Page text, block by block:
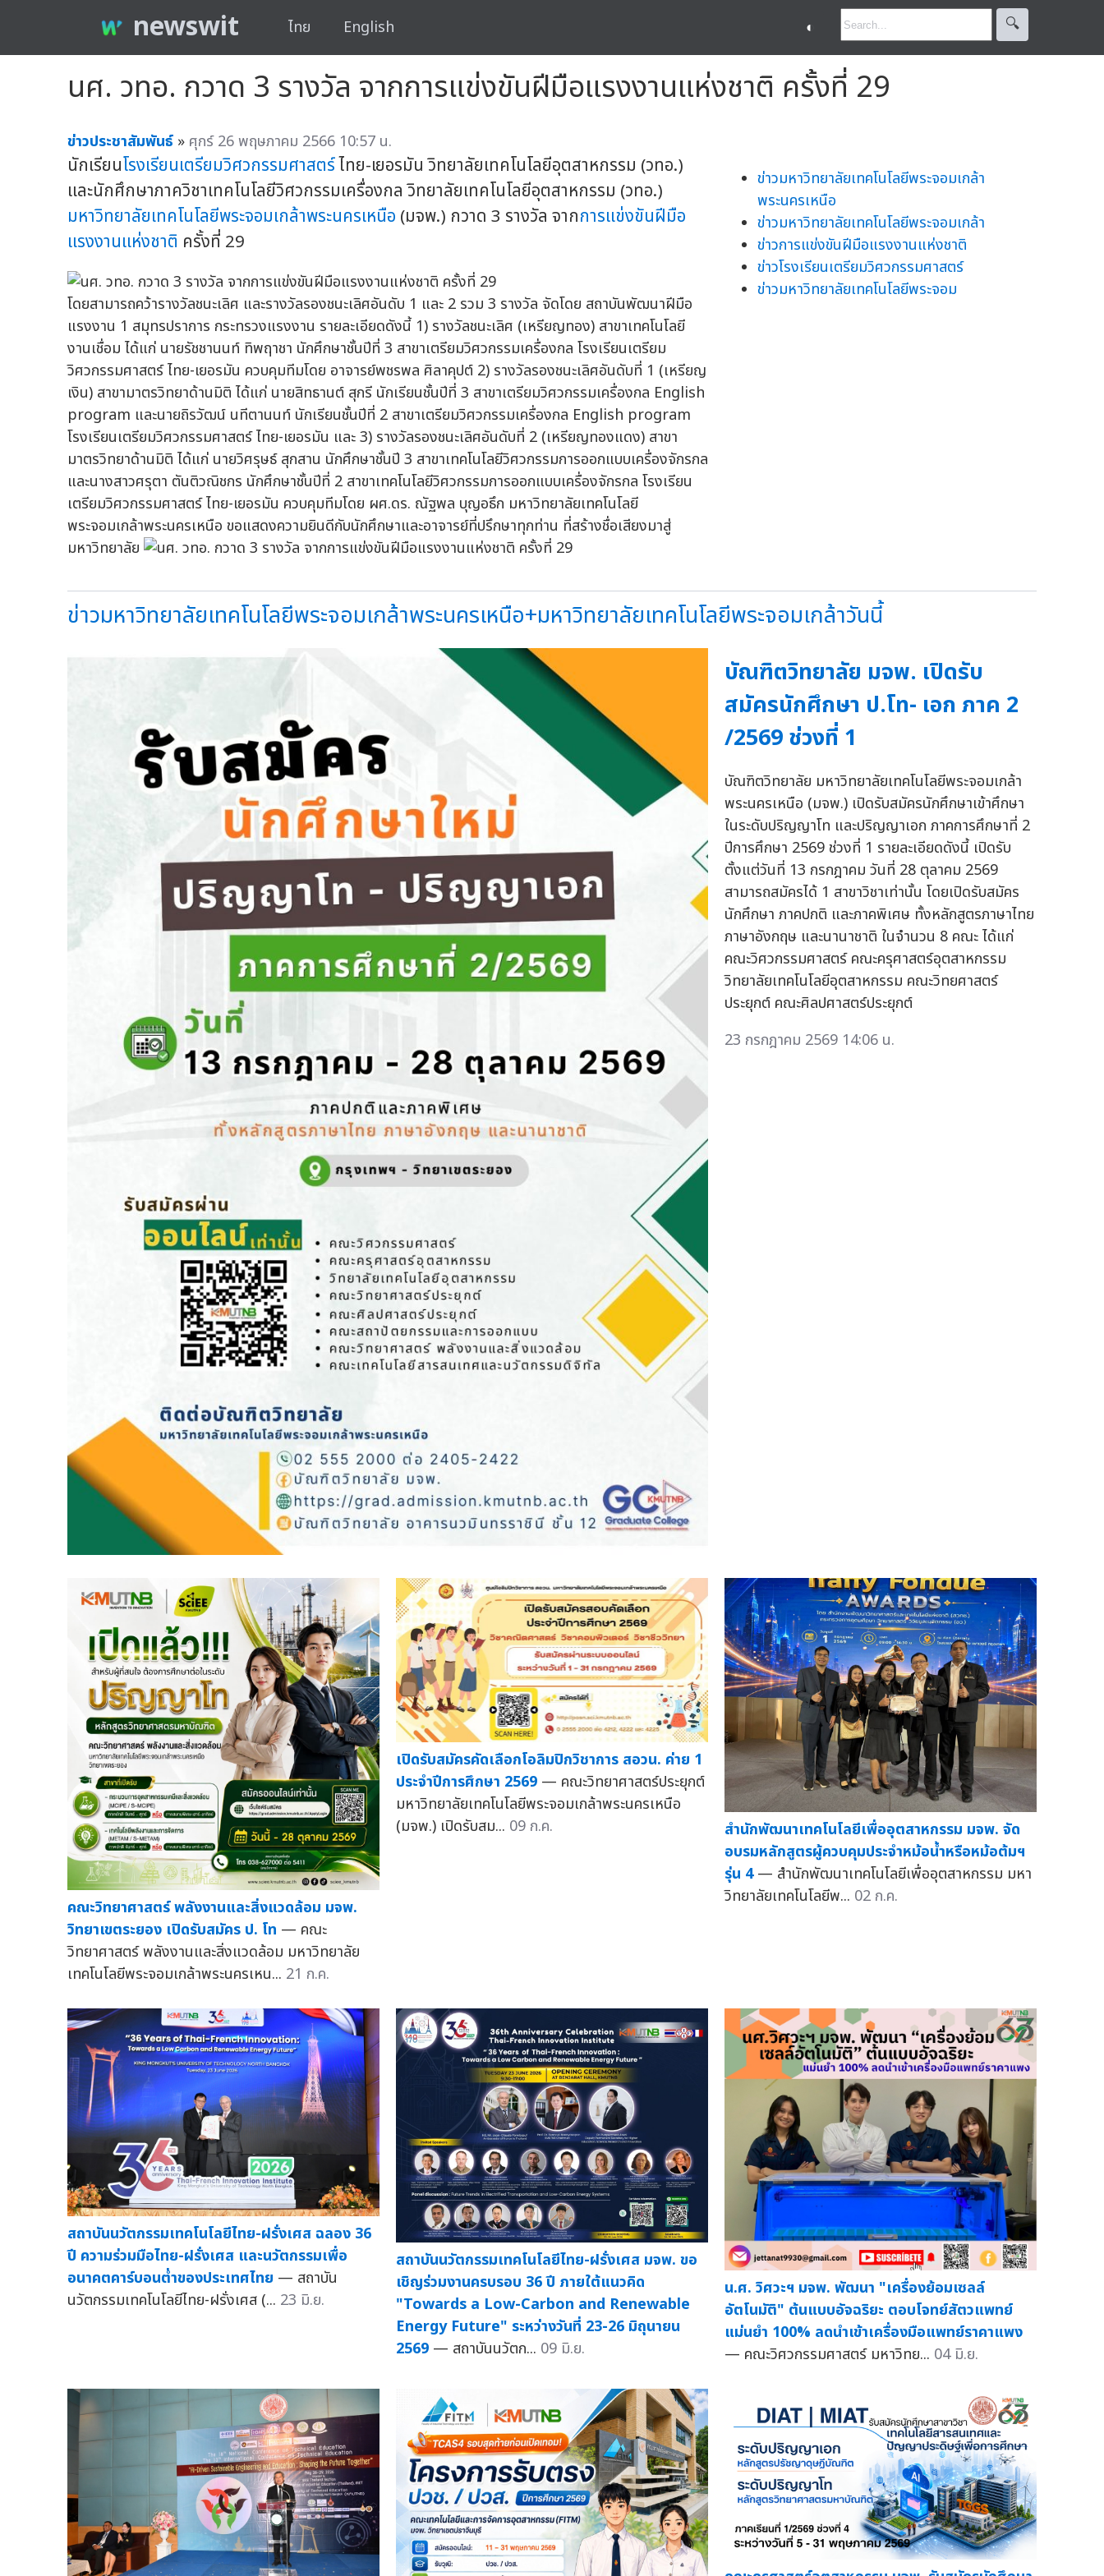
newswit ไทย English ◐ 🔍︎
นศ. วทอ. กวาด 3 รางวัล จากการแข่งขันฝีมือแรงงานแห่งชาติ ครั้งที่ 29
ข่าวประชาสัมพันธ์ » ศุกร์ 26 พฤษภาคม 2566 10:57 น.
นักเรียนโรงเรียนเตรียมวิศวกรรมศาสตร์ไทย-เยอรมัน วิทยาลัยเทคโนโลยีอุตสาหกรรม (วทอ.)
และนักศึกษาภาควิชาเทคโนโลยีวิศวกรรมเครื่องกล วิทยาลัยเทคโนโลยีอุตสาหกรรม (วทอ.)
มหาวิทยาลัยเทคโนโลยีพระจอมเกล้าพระนครเหนือ (มจพ.) กวาด 3 รางวัล จากการแข่งขันฝีมือ
แรงงานแห่งชาติ ครั้งที่ 29
โดยสามารถคว้ารางวัลชนะเลิศ และรางวัลรองชนะเลิศอันดับ 1 และ 2 รวม 3 รางวัล จัดโดย สถาบันพัฒนาฝีมือ
แรงงาน 1 สมุทรปราการ กระทรวงแรงงาน รายละเอียดดังนี้ 1) รางวัลชนะเลิศ (เหรียญทอง) สาขาเทคโนโลยี
งานเชื่อม ได้แก่ นายรัชชานนท์ ทิพฤาชา นักศึกษาชั้นปีที่ 3 สาขาเตรียมวิศวกรรมเครื่องกล โรงเรียนเตรียม
วิศวกรรมศาสตร์ ไทย-เยอรมัน ควบคุมทีมโดย อาจารย์พชรพล ศิลาคุปต์ 2) รางวัลรองชนะเลิศอันดับที่ 1 (เหรียญ
เงิน) สาขามาตรวิทยาด้านมิติ ได้แก่ นายสิทธานต์ สุกรี นักเรียนชั้นปีที่ 3 สาขาเตรียมวิศวกรรมเครื่องกล English
program และนายถิรวัฒน์ นทีตานนท์ นักเรียนชั้นปีที่ 2 สาขาเตรียมวิศวกรรมเครื่องกล English program
โรงเรียนเตรียมวิศวกรรมศาสตร์ ไทย-เยอรมัน และ 3) รางวัลรองชนะเลิศอันดับที่ 2 (เหรียญทองแดง) สาขา
มาตรวิทยาด้านมิติ ได้แก่ นายวิศรุษธ์ สุกสาน นักศึกษาชั้นปี 3 สาขาเทคโนโลยีวิศวกรรมการออกแบบเครื่องจักรกล
และนางสาวศรุตา ตันติวณิชกร นักศึกษาชั้นปีที่ 2 สาขาเทคโนโลยีวิศวกรรมการออกแบบเครื่องจักรกล โรงเรียน
เตรียมวิศวกรรมศาสตร์ ไทย-เยอรมัน ควบคุมทีมโดย ผศ.ดร. ณัฐพล บุญอธึก มหาวิทยาลัยเทคโนโลยี
พระจอมเกล้าพระนครเหนือ ขอแสดงความยินดีกับนักศึกษาและอาจารย์ที่ปรึกษาทุกท่าน ที่สร้างชื่อเสียงมาสู่
มหาวิทยาลัย
ข่าวมหาวิทยาลัยเทคโนโลยีพระจอมเกล้า
พระนครเหนือ
ข่าวมหาวิทยาลัยเทคโนโลยีพระจอมเกล้า
ข่าวการแข่งขันฝีมือแรงงานแห่งชาติ
ข่าวโรงเรียนเตรียมวิศวกรรมศาสตร์
ข่าวมหาวิทยาลัยเทคโนโลยีพระจอม
ข่าวมหาวิทยาลัยเทคโนโลยีพระจอมเกล้าพระนครเหนือ+มหาวิทยาลัยเทคโนโลยีพระจอมเกล้าวันนี้
บัณฑิตวิทยาลัย มจพ. เปิดรับ
สมัครนักศึกษา ป.โท- เอก ภาค 2
/2569 ช่วงที่ 1
บัณฑิตวิทยาลัย มหาวิทยาลัยเทคโนโลยีพระจอมเกล้า
พระนครเหนือ (มจพ.) เปิดรับสมัครนักศึกษาเข้าศึกษา
ในระดับปริญญาโท และปริญญาเอก ภาคการศึกษาที่ 2
ปีการศึกษา 2569 ช่วงที่ 1 รายละเอียดดังนี้ เปิดรับ
ตั้งแต่วันที่ 13 กรกฎาคม วันที่ 28 ตุลาคม 2569
สามารถสมัครได้ 1 สาขาวิชาเท่านั้น โดยเปิดรับสมัคร
นักศึกษา ภาคปกติ และภาคพิเศษ ทั้งหลักสูตรภาษาไทย
ภาษาอังกฤษ และนานาชาติ ในจำนวน 8 คณะ ได้แก่
คณะวิศวกรรมศาสตร์ คณะครุศาสตร์อุตสาหกรรม
วิทยาลัยเทคโนโลยีอุตสาหกรรม คณะวิทยศาสตร์
ประยุกต์ คณะศิลปศาสตร์ประยุกต์
23 กรกฎาคม 2569 14:06 น.
คณะวิทยาศาสตร์ พลังงานและสิ่งแวดล้อม มจพ.
วิทยาเขตระยอง เปิดรับสมัคร ป. โท — คณะ
วิทยาศาสตร์ พลังงานและสิ่งแวดล้อม มหาวิทยาลัย
เทคโนโลยีพระจอมเกล้าพระนครเหน... 21 ก.ค.
เปิดรับสมัครคัดเลือกโอลิมปิกวิชาการ สอวน. ค่าย 1
ประจำปีการศึกษา 2569 — คณะวิทยาศาสตร์ประยุกต์
มหาวิทยาลัยเทคโนโลยีพระจอมเกล้าพระนครเหนือ
(มจพ.) เปิดรับสม... 09 ก.ค.
สำนักพัฒนาเทคโนโลยีเพื่ออุตสาหกรรม มจพ. จัด
อบรมหลักสูตรผู้ควบคุมประจำหม้อน้ำหรือหม้อต้มฯ
รุ่น 4 — สำนักพัฒนาเทคโนโลยีเพื่ออุตสาหกรรม มหา
วิทยาลัยเทคโนโลยีพ... 02 ก.ค.
สถาบันนวัตกรรมเทคโนโลยีไทย-ฝรั่งเศส ฉลอง 36
ปี ความร่วมมือไทย-ฝรั่งเศส และนวัตกรรมเพื่อ
อนาคตคาร์บอนต่ำของประเทศไทย — สถาบัน
นวัตกรรมเทคโนโลยีไทย-ฝรั่งเศส (... 23 มิ.ย.
สถาบันนวัตกรรมเทคโนโลยีไทย-ฝรั่งเศส มจพ. ขอ
เชิญร่วมงานครบรอบ 36 ปี ภายใต้แนวคิด
"Towards a Low-Carbon and Renewable
Energy Future" ระหว่างวันที่ 23-26 มิถุนายน
2569 — สถาบันนวัตก... 09 มิ.ย.
น.ศ. วิศวะฯ มจพ. พัฒนา "เครื่องย้อมเซลล์
อัตโนมัติ" ต้นแบบอัจฉริยะ ตอบโจทย์สัตวแพทย์
แม่นยำ 100% ลดนำเข้าเครื่องมือแพทย์ราคาแพง
— คณะวิศวกรรมศาสตร์ มหาวิทย... 04 มิ.ย.